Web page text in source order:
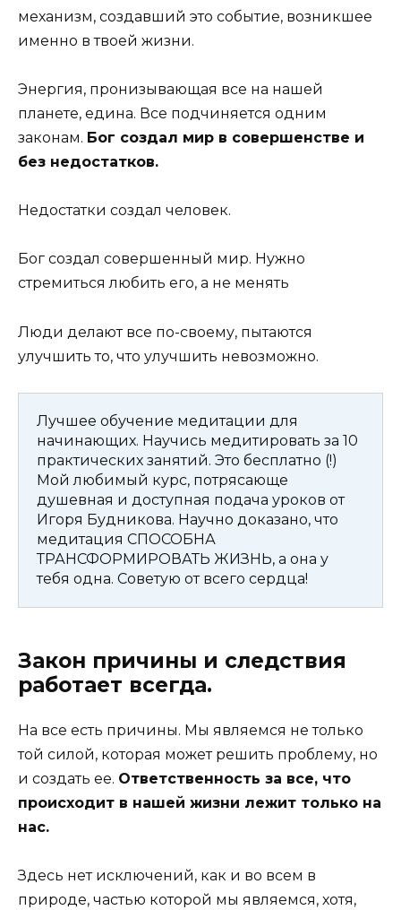
механизм, создавший это событие, возникшее
именно в твоей жизни.
Энергия, пронизывающая все на нашей
планете, едина. Все подчиняется одним
законам. Бог создал мир в совершенстве и
без недостатков.
Недостатки создал человек.
Бог создал совершенный мир. Нужно
стремиться любить его, а не менять
Люди делают все по-своему, пытаются
улучшить то, что улучшить невозможно.
Лучшее обучение медитации для
начинающих. Научись медитировать за 10
практических занятий. Это бесплатно (!)
Мой любимый курс, потрясающе
душевная и доступная подача уроков от
Игоря Будникова. Научно доказано, что
медитация СПОСОБНА
ТРАНСФОРМИРОВАТЬ ЖИЗНЬ, а она у
тебя одна. Советую от всего сердца!
Закон причины и следствия
работает всегда.
На все есть причины. Мы являемся не только
той силой, которая может решить проблему, но
и создать ее. Ответственность за все, что
происходит в нашей жизни лежит только на
нас.
Здесь нет исключений, как и во всем в
природе, частью которой мы являемся, хотя,